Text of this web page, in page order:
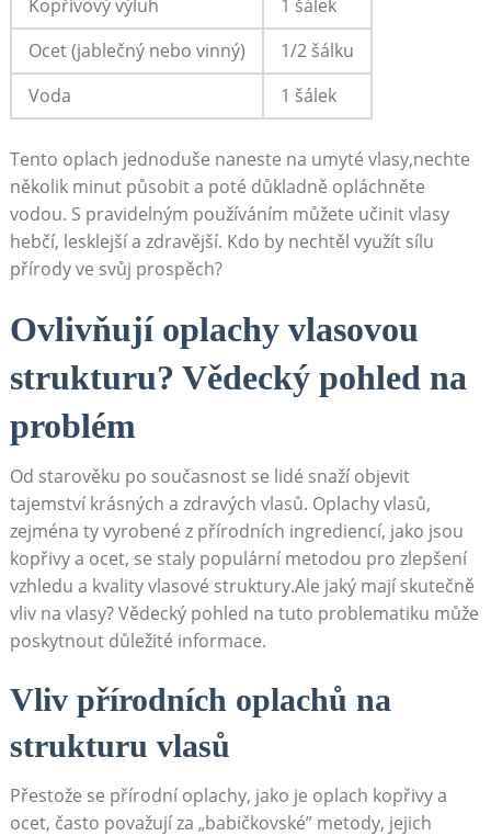
Kopřivový výluh
1 šálek
Ocet (jablečný nebo vinný)
1/2 šálku
Voda
1 šálek
Tento oplach jednoduše naneste na umyté vlasy,nechte‌
několik minut ⁢působit a poté důkladně ​opláchněte
vodou. S ⁢pravidelným používáním můžete učinit ‌vlasy
hebčí, lesklejší a ​zdravější. Kdo by‍ nechtěl využít sílu
přírody⁢ ve⁢ svůj prospěch?
Ovlivňují oplachy vlasovou
⁣strukturu?⁤ Vědecký pohled na
problém
Od starověku po‌ současnost‌ se⁤ lidé snaží objevit
tajemství‌ krásných a ‌zdravých vlasů. Oplachy⁣ vlasů,
zejména ⁤ty vyrobené ​z ‌přírodních ingrediencí, jako⁤ jsou
kopřivy ⁢a ⁣ocet,⁣ se staly ​populární metodou pro ⁣zlepšení ​
vzhledu ‍a kvality vlasové struktury.Ale jaký mají skutečně
vliv na⁣ vlasy? Vědecký⁣ pohled na tuto problematiku ​může
poskytnout důležité ⁣informace.
Vliv přírodních ‌oplachů⁢ na
strukturu vlasů
Přestože se přírodní oplachy, jako je oplach kopřivy⁣ a
ocet, často považují za „babičkovské” metody,‍ jejich